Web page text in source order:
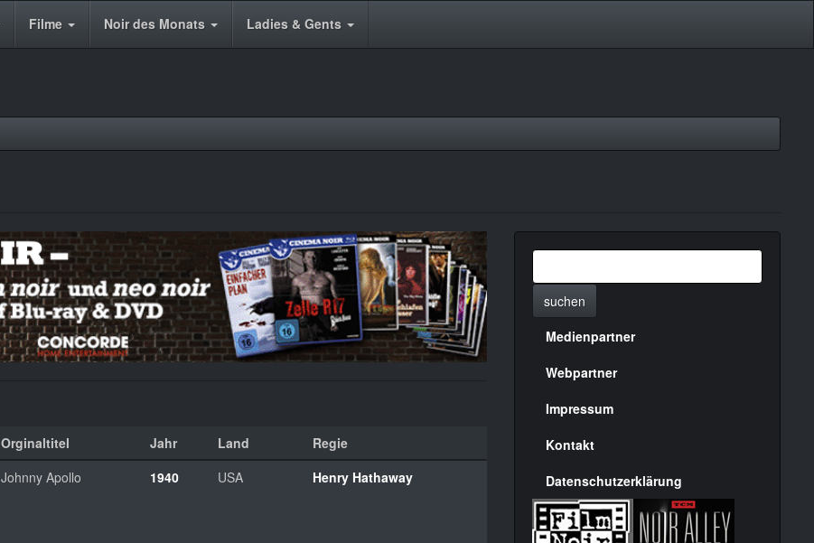
Filme Noir des Monats Ladies & Gents
Orginaltitel Jahr Land Regie
Johnny Apollo 1940 USA Henry Hathaway
suchen
Menülinks
rechte
Seite
Medienpartner
Webpartner
Impressum
Kontakt
Datenschutzerklärung